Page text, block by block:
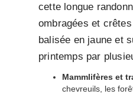
cette longue
ombragées et
balisée en jaune et
printemps par
Mammlifères et
chevreuils, les